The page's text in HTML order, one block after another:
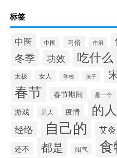
标签
中医 中国 习俗 作用
冬季 功效 吃什么
太极 女人 学校 孩子
春节 春节期间 是一个
游戏 男人 疫情 的人
经络 自己的 艾灸
还不 都是 阳气